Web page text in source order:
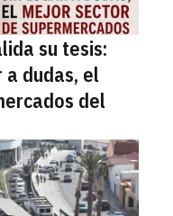
su tesis:
a dudas, el
del